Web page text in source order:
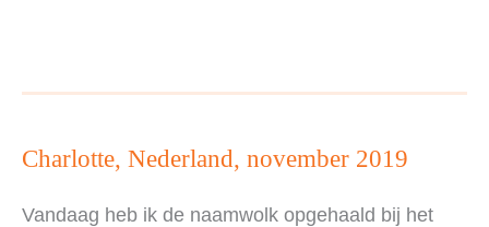
Charlotte, Nederland, november 2019
Vandaag heb ik de naamwolk opgehaald bij het